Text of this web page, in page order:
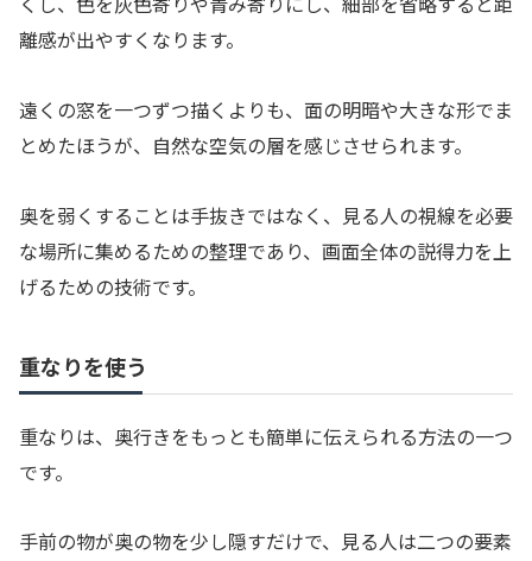
離感が出やすくなります。
遠くの窓を一つずつ描くよりも、面の明暗や大きな形でま
とめたほうが、自然な空気の層を感じさせられます。
奥を弱くすることは手抜きではなく、見る人の視線を必要
な場所に集めるための整理であり、画面全体の説得力を上
げるための技術です。
重なりを使う
重なりは、奥行きをもっとも簡単に伝えられる方法の一つ
です。
手前の物が奥の物を少し隠すだけで、見る人は二つの要素